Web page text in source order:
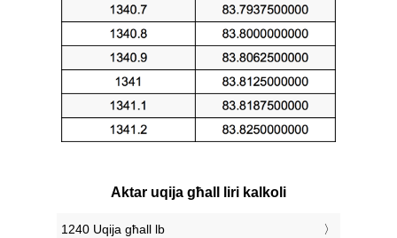
Aktar uqija għall liri kalkoli
1240 Uqija għall lb